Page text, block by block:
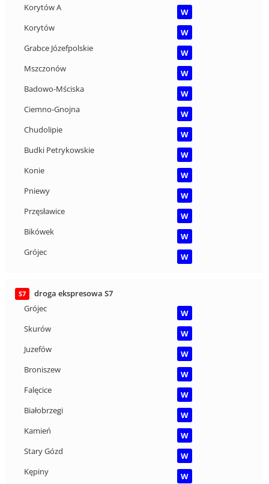
Korytów A
W
Korytów
W
Grabce Józefpolskie
W
Mszczonów
W
Badowo-Mściska
W
Ciemno-Gnojna
W
Chudolipie
W
Budki Petrykowskie
W
Konie
W
Pniewy
W
Przęsławice
W
Bikówek
W
Grójec
W
S7
droga ekspresowa S7
Grójec
W
Skurów
W
Juzefów
W
Broniszew
W
Falęcice
W
Białobrzegi
W
Kamień
W
Stary Gózd
W
Kępiny
W